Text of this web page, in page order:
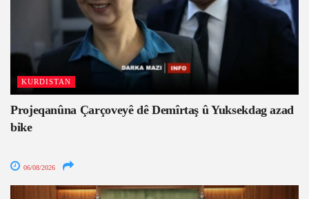
KURDISTAN
Projeqanûna Çarçoveyê dê Demîrtaş û Yuksekdag azad
bike
06/08/2026